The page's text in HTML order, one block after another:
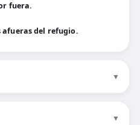
fuera.
afueras del refugio.
▼
▼